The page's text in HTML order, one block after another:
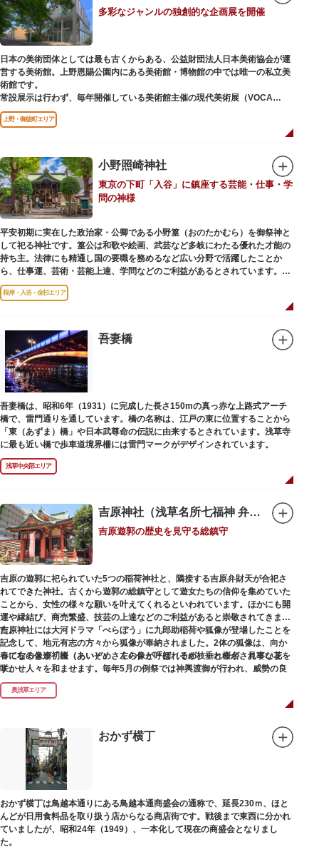
美術館や博物館で国内外の芸術作品や文化・自然科学に触れたり、歴史の薫
りを感じながら史跡巡りを楽しんではいかがでしょうか。1日では見てまわ
りきれないほどの魅力にあふれた公園です。
多彩なジャンルの独創的な企画展を開催
日本の美術団体としては最も古くからある、公益財団法人日本美術協会が運
営する美術館。上野恩賜公園内にある美術館・博物館の中では唯一の私立美
術館です。
常設展示は行わず、毎年開催している美術館主催の現代美術展（VOCA
展）、公募展（上野の森美術館大賞展、日本の自然を描く展）のほか、マン
ガから書展にいたるまで定期的に多彩なジャンルの独創的な企画展を開催し
別館の1階には、小企画展などの開催もできる上野の森美術館ギャラリー、
そして、3階には上野の森アートスクールが設置され、初心者から熟練者を
対象とした油彩・アクリル、水彩、日本画のクラスや、週末に受講できる単
発講座などを開催しています。
上野・御徒町エリア
小野照崎神社
東京の下町「入谷」に鎮座する芸能・仕事・学
問の神様
平安初期に実在した政治家・公卿である小野篁（おのたかむら）を御祭神と
して祀る神社です。篁公は和歌や絵画、武芸など多岐にわたる優れた才能の
持ち主。法律にも精通し国の要職を務めるなど広い分野で活躍したことか
ら、仕事運、芸術・芸能上達、学問などのご利益があるとされています。
境内には、国の重要有形民俗文化財であるミニチュアの富士山「富士塚」
や、日本三大に数えられる「庚申塚」、昭和を代表する囲碁棋士・藤沢秀行
印は、うっとりするほど美しいデザインで人気を博しています。
江戸後期には、学問の神様である菅原道真公も回向院より遷され、境内にあ
る末社を含めて15柱もの神様が祀られています。俳優の渥美清が願をかけた
神社としても知られ、映画「男はつらいよ」で寅さんが首にかけているお守
りは、ここ小野照崎神社のものです。
根岸・入谷・金杉エリア
吾妻橋
吾妻橋は、昭和6年（1931）に完成した長さ150mの真っ赤な上路式アーチ
橋で、雷門通りを通しています。橋の名称は、江戸の東に位置することから
「東（あずま）橋」や日本武尊命の伝説に由来するとされています。浅草寺
に最も近い橋で歩車道境界柵には雷門マークがデザインされています。
浅草中央部エリア
吉原神社（浅草名所七福神 弁財天）
吉原遊郭の歴史を見守る総鎮守
吉原の遊郭に祀られていた5つの稲荷神社と、隣接する吉原弁財天が合祀さ
れてできた神社。古くから遊郭の総鎮守として遊女たちの信仰を集めていた
ことから、女性の様々な願いを叶えてくれるといわれています。ほかにも開
運や縁結び、商売繁盛、技芸の上達などのご利益があると崇敬されてきまし
た。
春になると逢初桜（あいぞめさくら）と呼ばれるが枝垂れ桜が、見事な花を
咲かせ人々を和ませます。毎年5月の例祭では神輿渡御が行われ、威勢の良
い掛け声とともに各町は活気にあふれます。
吉原弁財天は浅草名所七福神の一社・弁財天にあたり、七福神に関する授与
吉原神社には大河ドラマ「べらぼう」に九郎助稲荷や狐像が登場したことを
記念して、地元有志の方々から狐像が奉納されました。2体の狐像は、向か
って右の像が「逢（あい）」、左の像が「初（そめ）」と命名されていま
す。
奥浅草エリア
おかず横丁
おかず横丁は鳥越本通りにある鳥越本通商盛会の通称で、延長230ｍ、ほと
んどが日用食料品を取り扱う店からなる商店街です。戦後まで東西に分かれ
ていましたが、昭和24年（1949）、一本化して現在の商盛会となりまし
た。